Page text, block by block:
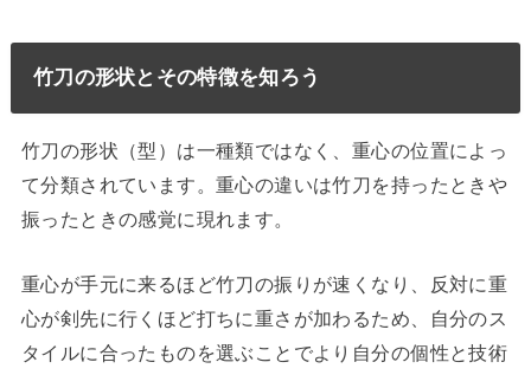
竹刀の形状とその特徴を知ろう
竹刀の形状（型）は一種類ではなく、重心の位置によっ
て分類されています。重心の違いは竹刀を持ったときや
振ったときの感覚に現れます。
重心が手元に来るほど竹刀の振りが速くなり、反対に重
心が剣先に行くほど打ちに重さが加わるため、自分のス
タイルに合ったものを選ぶことでより自分の個性と技術